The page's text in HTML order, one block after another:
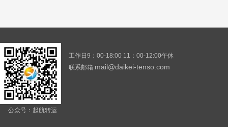
公众号：起航转运
工作日9：00-18:00 11：00-12:00午休
联系邮箱 mail@daikei-tenso.com